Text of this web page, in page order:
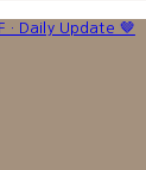
· Daily Update 🤎